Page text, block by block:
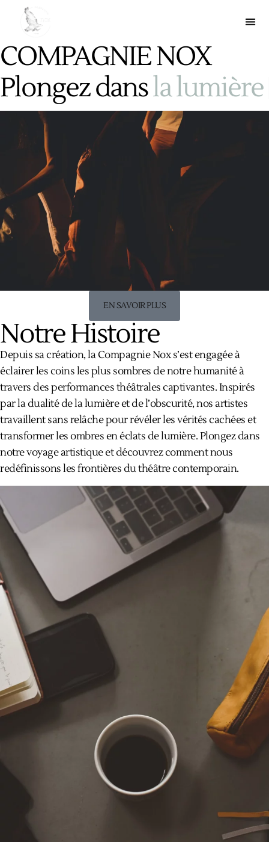
COMPAGNIE NOX
Plongez danslalumière
EN SAVOIR PLUS
Notre Histoire
Depuis sa création, la Compagnie Nox s’est engagée à
éclairer les coins les plus sombres de notre humanité à
travers des performances théâtrales captivantes. Inspirés
par la dualité de la lumière et de l’obscurité, nos artistes
travaillent sans relâche pour révéler les vérités cachées et
transformer les ombres en éclats de lumière. Plongez dans
notre voyage artistique et découvrez comment nous
redéfinissons les frontières du théâtre contemporain.